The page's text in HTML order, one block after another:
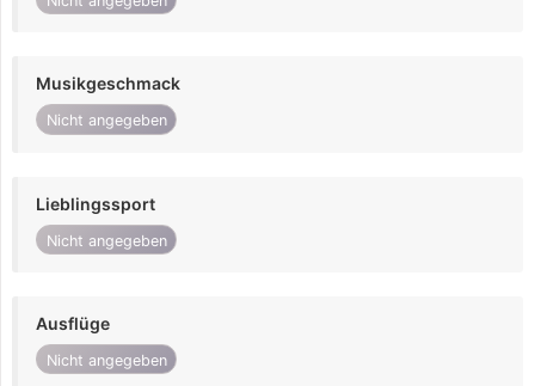
Musikgeschmack
Nicht angegeben
Lieblingssport
Nicht angegeben
Ausflüge
Nicht angegeben